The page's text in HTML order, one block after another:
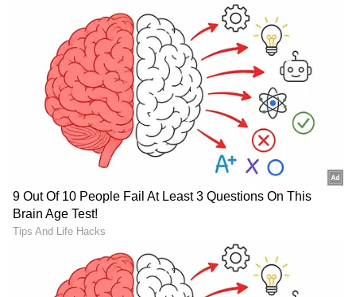
ಬಳಸುತ್ತಿವೆ. ಈ ತಂತ್ರಜ್ಞಾನದಿಂದ ಫೋಟೋಗಳ ಗುಣಮಟ್ಟ
ಮತ್ತಷ್ಟು ಸುಧಾರಿಸುತ್ತಿದೆ,